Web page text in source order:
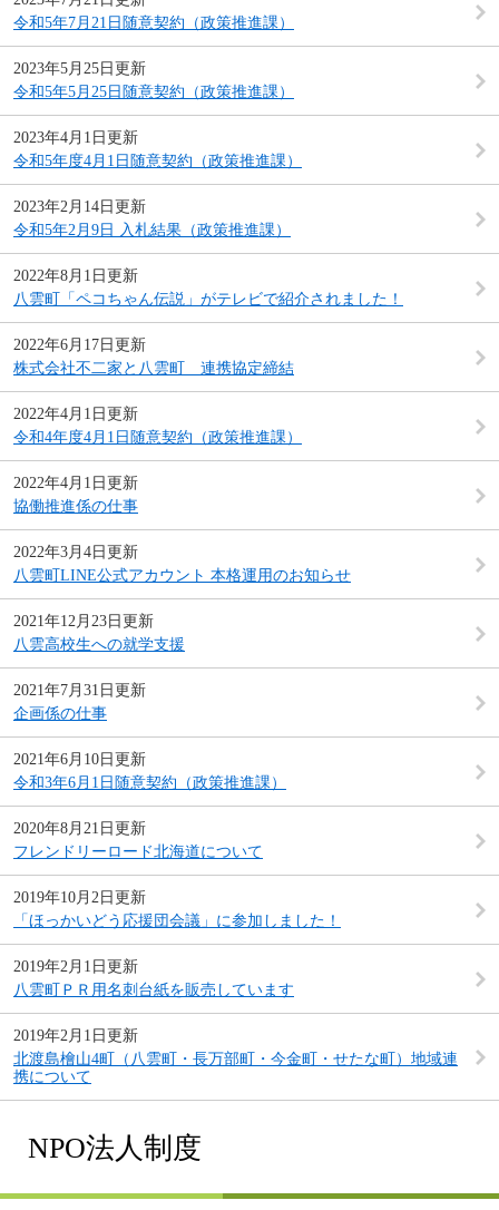
令和5年7月21日随意契約（政策推進課）
2023年5月25日更新
令和5年5月25日随意契約（政策推進課）
2023年4月1日更新
令和5年度4月1日随意契約（政策推進課）
2023年2月14日更新
令和5年2月9日 入札結果（政策推進課）
2022年8月1日更新
八雲町「ペコちゃん伝説」がテレビで紹介されました！
2022年6月17日更新
株式会社不二家と八雲町 連携協定締結
2022年4月1日更新
令和4年度4月1日随意契約（政策推進課）
2022年4月1日更新
協働推進係の仕事
2022年3月4日更新
八雲町LINE公式アカウント 本格運用のお知らせ
2021年12月23日更新
八雲高校生への就学支援
2021年7月31日更新
企画係の仕事
2021年6月10日更新
令和3年6月1日随意契約（政策推進課）
2020年8月21日更新
フレンドリーロード北海道について
2019年10月2日更新
「ほっかいどう応援団会議」に参加しました！
2019年2月1日更新
八雲町ＰＲ用名刺台紙を販売しています
2019年2月1日更新
北渡島檜山4町（八雲町・長万部町・今金町・せたな町）地域連
携について
NPO法人制度